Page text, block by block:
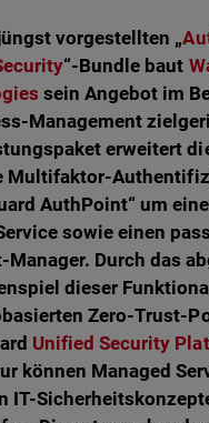
vorgestellten „
“-Bundle baut
sein Angebot im
Management
erweitert
Multifaktor-
AuthPoint“ um
sowie einen
Manager. Durch das
dieser
Zero-Trust-
Unified Security
können Managed
IT-